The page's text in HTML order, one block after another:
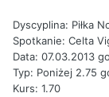
Dyscyplina: Piłka
Spotkanie: Celta
Data: 07.03.2013
Typ: Poniżej 2.75
Kurs: 1.70